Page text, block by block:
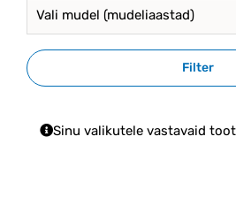
Vali mudel (mudeliaastad)
Filter
Sinu valikutele vastavaid